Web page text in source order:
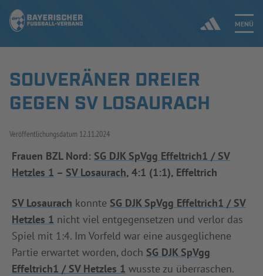
MENÜ
Jetzt einloggen
SPIELBETRIEB & VERBANDSLEBEN
AUSBILDUNG & FÖRDERUNG
DER VERBAND
SOUVERÄNER DREIER
GEGEN SV LOSAURACH
Veröffentlichungsdatum 12.11.2024
Frauen BZL Nord: SG DJK SpVgg Effeltrich1 / SV
Hetzles 1 – SV Losaurach, 4:1 (1:1), Effeltrich
SV Losaurach konnte SG DJK SpVgg Effeltrich1 / SV
Hetzles 1 nicht viel entgegensetzen und verlor das
Spiel mit 1:4. Im Vorfeld war eine ausgeglichene
Partie erwartet worden, doch SG DJK SpVgg
Effeltrich1 / SV Hetzles 1 wusste zu überraschen.